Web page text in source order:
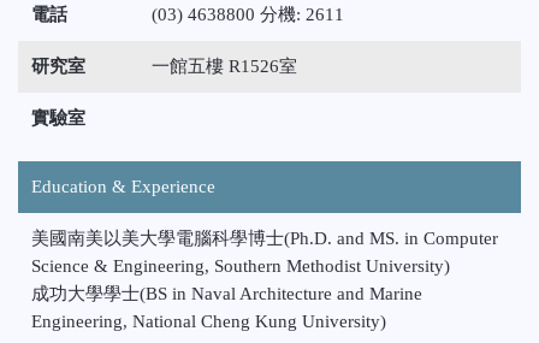
電話 (03) 4638800 分機: 2611
研究室 一館五樓 R1526室
實驗室
Education & Experience
美國南美以美大學電腦科學博士(Ph.D. and MS. in Computer
Science & Engineering, Southern Methodist University)
成功大學學士(BS in Naval Architecture and Marine
Engineering, National Cheng Kung University)